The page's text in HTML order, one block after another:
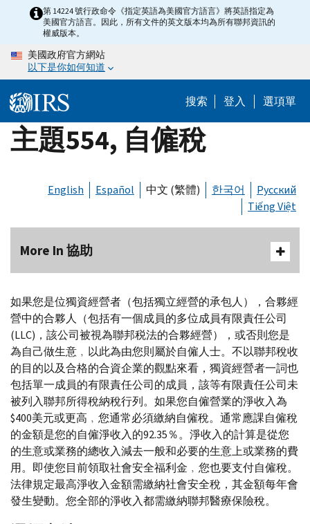
content
第 14224 號行政命令《指定英語為美國官方語言》將英語指定為
美國官方語言。因此，所有文件的英文版本均為所有聯邦資訊的
權威版本。
美國政府官方網站
以下是你如何知道
搜索 登入 選項單
主題554, 自僱稅
English Español 中文 (繁體) 한국어
Русский
Tiếng Việt
More In 協助
如果您是位獨資經營者（包括獨立經營的承包人），合夥經
營中的合夥人（包括有一個成員的多位成員有限責任公司
(LLC)，該公司被視為聯邦税法的合夥經營），或否則您是
為自己做生意﹐以此為由您則屬於自僱人士。不以聯邦稅收
的目的以及合格的合資企業的觀點來看，獨資經營者一詞也
包括單一成員的有限責任公司的成員，該等有限責任公司未
被列入聯邦所得稅納稅行列。如果您自僱營業的淨收入為
$400美元或更高﹐您通常必須繳納自僱稅。通常應課自僱稅
的金額是您的自僱淨收入的92.35％。淨收入的計算是從您
的生意或業務的總收入減去一般和必要的生意上或業務的費
用。即使您目前領取社會安全福利金﹐您也要支付自僱稅。
法律規定最高淨收入金額需繳納社會安全稅，其金額每年會
發生變動。您全部的淨收入都需繳納聯邦醫療保險稅。